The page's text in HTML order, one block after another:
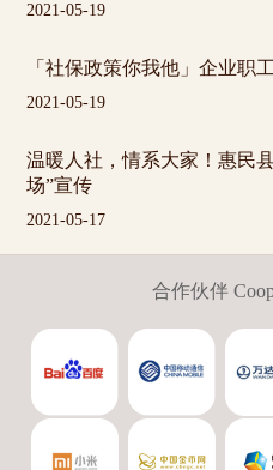
2021-05-19
「社保政策你我他」企业职
2021-05-19
温暖人社，情系大家！惠民
场”宣传
2021-05-17
合作伙伴